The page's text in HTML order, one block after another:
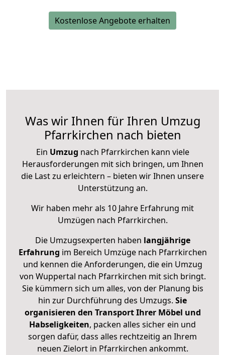
Kostenlose Angebote erhalten
Was wir Ihnen für Ihren Umzug
Pfarrkirchen nach bieten
Ein Umzug nach Pfarrkirchen kann viele
Herausforderungen mit sich bringen, um Ihnen
die Last zu erleichtern – bieten wir Ihnen unsere
Unterstützung an.
Wir haben mehr als 10 Jahre Erfahrung mit
Umzügen nach Pfarrkirchen.
Die Umzugsexperten haben langjährige
Erfahrung im Bereich Umzüge nach Pfarrkirchen
und kennen die Anforderungen, die ein Umzug
von Wuppertal nach Pfarrkirchen mit sich bringt.
Sie kümmern sich um alles, von der Planung bis
hin zur Durchführung des Umzugs. Sie
organisieren den Transport Ihrer Möbel und
Habseligkeiten, packen alles sicher ein und
sorgen dafür, dass alles rechtzeitig an Ihrem
neuen Zielort in Pfarrkirchen ankommt.